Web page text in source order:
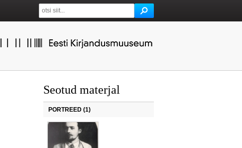
Seotud materjal
PORTREED (1)